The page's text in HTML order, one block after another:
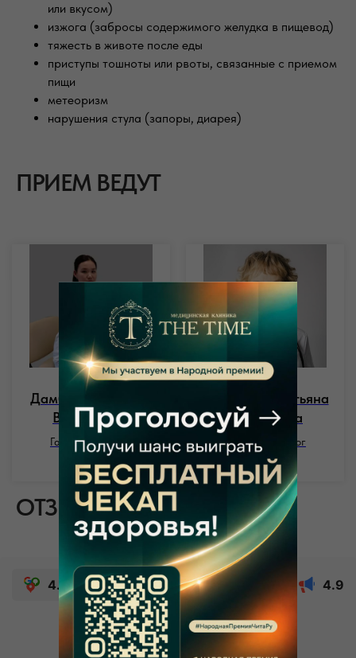
или вкусом)
изжога (забросы содержимого желудка в пищевод)
тяжесть в животе после еды
приступы тошноты или рвоты, связанные с приемом
пищи
метеоризм
нарушения стула (запоры, диарея)
ПРИЕМ ВЕДУТ
Дамбаева Евгения
Викторовна
Гастроэнтеролог
Шадурская Татьяна
Федоровна
Гастроэнтеролог
ОТЗЫВЫ ПАЦИЕНТОВ
4.8 4.2 4.7 4.9 4.9
4.8 из 5